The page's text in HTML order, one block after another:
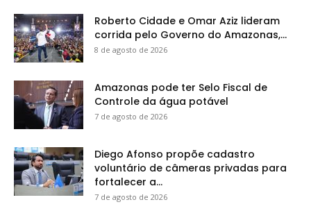
Roberto Cidade e Omar Aziz lideram
corrida pelo Governo do Amazonas,...
8 de agosto de 2026
Amazonas pode ter Selo Fiscal de
Controle da água potável
7 de agosto de 2026
Diego Afonso propõe cadastro
voluntário de câmeras privadas para
fortalecer a...
7 de agosto de 2026